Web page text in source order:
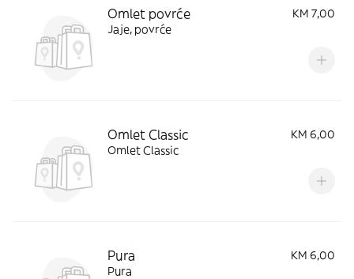
Omlet povrće
KM 7,00
Jaje, povrće
Omlet Classic
KM 6,00
Omlet Classic
Pura
KM 6,00
Pura